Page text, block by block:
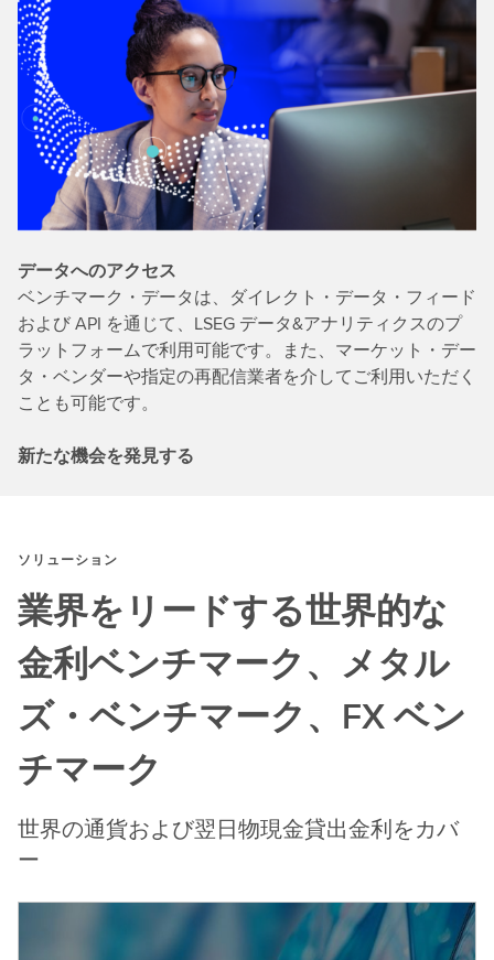
データへのアクセス
ベンチマーク・データは、ダイレクト・データ・フィード
および API を通じて、LSEG データ&アナリティクスのプ
ラットフォームで利用可能です。また、マーケット・デー
タ・ベンダーや指定の再配信業者を介してご利用いただく
ことも可能です。
新たな機会を発見する
ソリューション
業界をリードする世界的な
金利ベンチマーク、メタル
ズ・ベンチマーク、FX ベン
チマーク
世界の通貨および翌日物現金貸出金利をカバ
ー